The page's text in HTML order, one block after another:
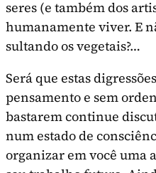
seres (e também dos
humanamente viver. E
sultando os vegetais?…
Será que estas
pensamento e sem
bastarem continue
num estado de
organizar em você uma